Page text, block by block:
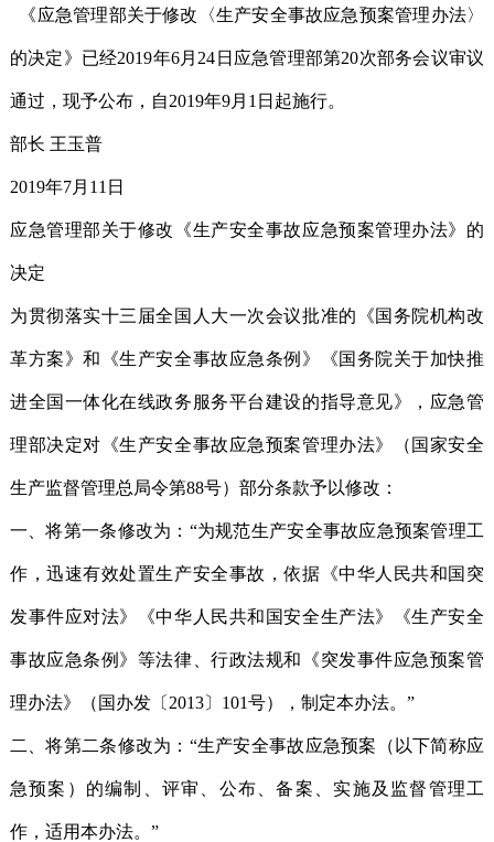
《应急管理部关于修改〈生产安全事故应急预案管理办法〉
的决定》已经2019年6月24日应急管理部第20次部务会议审议
通过，现予公布，自2019年9月1日起施行。
部长 王玉普
2019年7月11日
应急管理部关于修改《生产安全事故应急预案管理办法》的
决定
为贯彻落实十三届全国人大一次会议批准的《国务院机构改
革方案》和《生产安全事故应急条例》《国务院关于加快推
进全国一体化在线政务服务平台建设的指导意见》，应急管
理部决定对《生产安全事故应急预案管理办法》（国家安全
生产监督管理总局令第88号）部分条款予以修改：
一、将第一条修改为：“为规范生产安全事故应急预案管理工
作，迅速有效处置生产安全事故，依据《中华人民共和国突
发事件应对法》《中华人民共和国安全生产法》《生产安全
事故应急条例》等法律、行政法规和《突发事件应急预案管
理办法》（国办发〔2013〕101号），制定本办法。”
二、将第二条修改为：“生产安全事故应急预案（以下简称应
急预案）的编制、评审、公布、备案、实施及监督管理工
作，适用本办法。”